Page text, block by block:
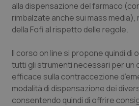
Provincia Autonoma di
Sardegna
Sicilia
Ipertensione & Scompenso
Malattia di Crohn &
Neuroscienze & patologie
alla dispensazione del farmaco
rimbalzate anche sui mass
della Fofi al rispetto delle regole.
Il corso on line si propone quindi di
tutti gli strumenti necessari per un
efficace sulla contraccezione
modalità di dispensazione dei
consentendo quindi di offrire